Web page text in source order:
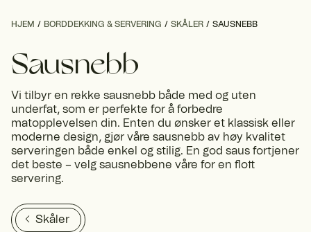
HJEM BORDDEKKING & SERVERING SKÅLER SAUSNEBB
Sausnebb
Vi tilbyr en rekke sausnebb både med og uten
underfat, som er perfekte for å forbedre
matopplevelsen din. Enten du ønsker et klassisk eller
moderne design, gjør våre sausnebb av høy kvalitet
serveringen både enkel og stilig. En god saus fortjener
det beste – velg sausnebbene våre for en flott
servering.
Skåler